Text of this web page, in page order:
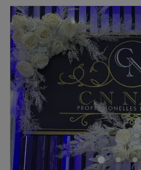
Dienstag
Mittwoch
Donnerstag
Freitag
Samstag
Sonntag
Bist du auch total genervt
möchtest einfach allzeitbereit
Saison? Dann solltest du
Kieler Straße in Steglitz